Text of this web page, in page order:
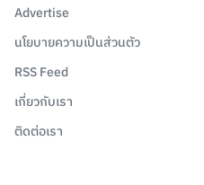
Advertise
นโยบายความเป็นส่วนตัว
RSS Feed
เกี่ยวกับเรา
ติดต่อเรา